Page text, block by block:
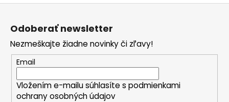
Z
Odoberať newsletter
Nezmeškajte žiadne novinky či zľavy!
Email
Vložením e-mailu súhlasíte s podmienkami
ochrany osobných údajov